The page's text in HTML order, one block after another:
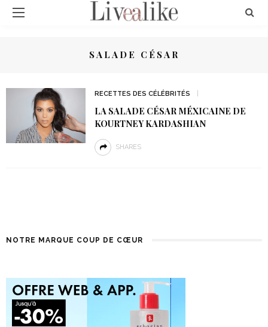
SALADE CÉSAR
RECETTES DES CÉLÉBRITÉS
LA SALADE CÉSAR MÉXICAINE DE
KOURTNEY KARDASHIAN
SHARES
NOTRE MARQUE COUP DE CŒUR